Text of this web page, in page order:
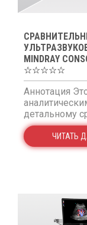
MINDRAY
☆☆☆☆☆
Аннотация
детальному
ЧИТАТЬ